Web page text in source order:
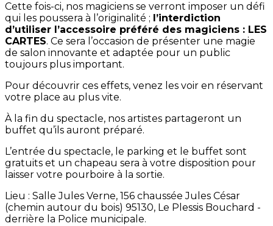
Cette fois-ci, nos magiciens se verront imposer un défi
qui les poussera à l’originalité ; l’interdiction
d’utiliser l’accessoire préféré des magiciens : LES
CARTES. Ce sera l’occasion de présenter une magie
de salon innovante et adaptée pour un public
toujours plus important.
Pour découvrir ces effets, venez les voir en réservant
votre place au plus vite.
À la fin du spectacle, nos artistes partageront un
buffet qu’ils auront préparé.
L’entrée du spectacle, le parking et le buffet sont
gratuits et un chapeau sera à votre disposition pour
laisser votre pourboire à la sortie.
Lieu : Salle Jules Verne, 156 chaussée Jules César
(chemin autour du bois) 95130, Le Plessis Bouchard -
derrière la Police municipale.